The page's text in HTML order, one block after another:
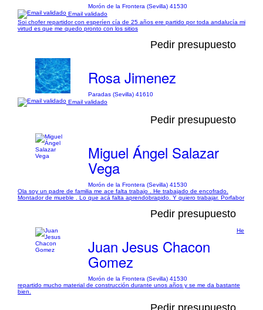
Morón de la Frontera (Sevilla) 41530
Email validado
Soi chofer repartidor con esperíen cía de 25 años ere partido por toda andalucía mi
virtud es que me quedo pronto con los sitios
Pedir presupuesto
Rosa Jimenez
Paradas (Sevilla) 41610
Email validado
Pedir presupuesto
Miguel Ángel Salazar
Vega
Morón de la Frontera (Sevilla) 41530
Ola soy un padre de familia me ace falta trabajo . He trabajado de encofrado.
Montador de mueble . Lo que acá falta aprendobrapido. Y quiero trabajar. Porfabor
Pedir presupuesto
Juan Jesus Chacon
Gomez
Morón de la Frontera (Sevilla) 41530
He
repartido mucho material de construcción durante unos años y se me da bastante
bien.
Pedir presupuesto